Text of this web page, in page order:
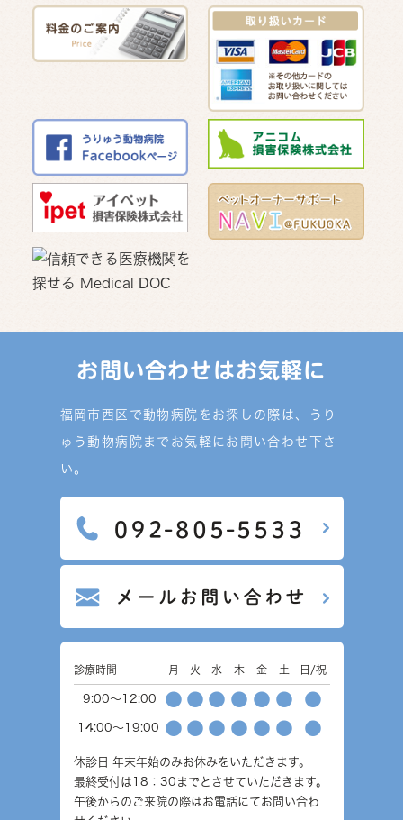
お問い合わせはお気軽に
福岡市西区で動物病院をお探しの際は、うり
ゅう動物病院までお気軽にお問い合わせ下さ
い。
診療時間 月 火 水 木 金 土 日/祝
9:00～12:00 ● ● ● ● ● ● ●
14:00～19:00 ● ● ● ● ● ● ●
休診日 年末年始のみお休みをいただきます。
最終受付は18：30までとさせていただきます。
午後からのご来院の際はお電話にてお問い合わ